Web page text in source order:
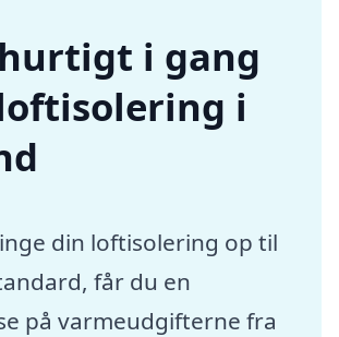
i gang
i
din loftisolering op til
får du en
på varmeudgifterne fra